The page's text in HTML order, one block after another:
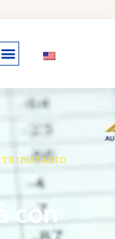
TRIBUTARIO
con